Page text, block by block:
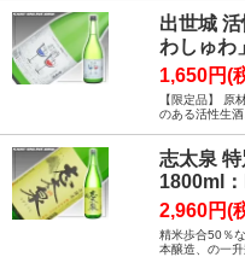
出世城
わしゅわ
1,650円(
【限定品】 原
のある活性生
志太泉
1800ml
2,960円(
精米歩合50％
本醸造、の一升